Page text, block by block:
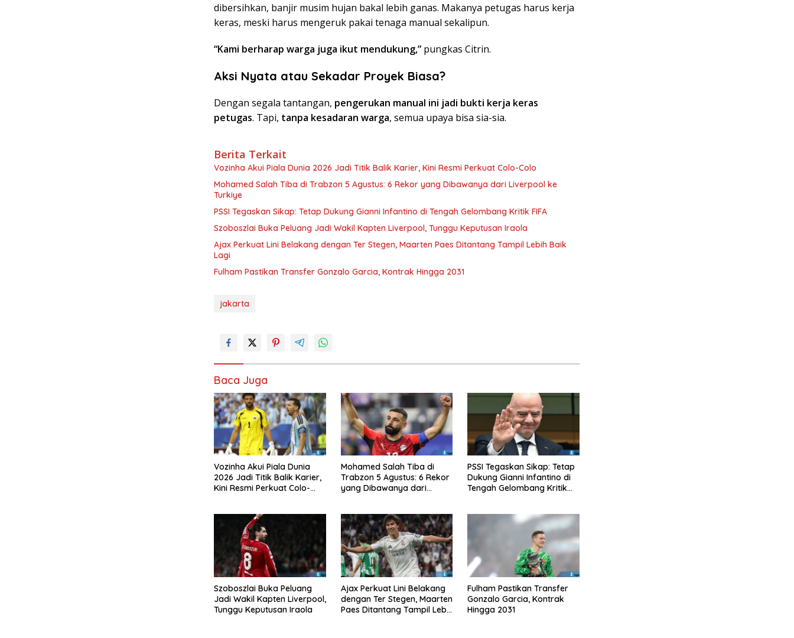
dibersihkan, banjir musim hujan bakal lebih ganas. Makanya petugas harus kerja
keras, meski harus mengeruk pakai tenaga manual sekalipun.
“Kami berharap warga juga ikut mendukung,” pungkas Citrin.
Aksi Nyata atau Sekadar Proyek Biasa?
Dengan segala tantangan, pengerukan manual ini jadi bukti kerja keras
petugas. Tapi, tanpa kesadaran warga, semua upaya bisa sia-sia.
Berita Terkait
Vozinha Akui Piala Dunia 2026 Jadi Titik Balik Karier, Kini Resmi Perkuat Colo-Colo
Mohamed Salah Tiba di Trabzon 5 Agustus: 6 Rekor yang Dibawanya dari Liverpool ke
Turkiye
PSSI Tegaskan Sikap: Tetap Dukung Gianni Infantino di Tengah Gelombang Kritik FIFA
Szoboszlai Buka Peluang Jadi Wakil Kapten Liverpool, Tunggu Keputusan Iraola
Ajax Perkuat Lini Belakang dengan Ter Stegen, Maarten Paes Ditantang Tampil Lebih Baik
Lagi
Fulham Pastikan Transfer Gonzalo Garcia, Kontrak Hingga 2031
jakarta
Baca Juga
Vozinha Akui Piala Dunia
2026 Jadi Titik Balik Karier,
Kini Resmi Perkuat Colo-
Mohamed Salah Tiba di
Trabzon 5 Agustus: 6 Rekor
yang Dibawanya dari
PSSI Tegaskan Sikap: Tetap
Dukung Gianni Infantino di
Tengah Gelombang Kritik
Szoboszlai Buka Peluang
Jadi Wakil Kapten Liverpool,
Tunggu Keputusan Iraola
Ajax Perkuat Lini Belakang
dengan Ter Stegen, Maarten
Paes Ditantang Tampil Lebih
Fulham Pastikan Transfer
Gonzalo Garcia, Kontrak
Hingga 2031